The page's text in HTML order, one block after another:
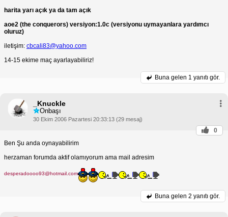
harita yarı açık ya da tam açık
aoe2 (the conquerors) versiyon:1.0c (versiyonu uymayanlara yardımcı
oluruz)
iletişim: cbcali83@yahoo.com
14-15 ekime maç ayarlayabiliriz!
Buna gelen 1 yanıtı gör.
_Knuckle
Onbaşı
30 Ekim 2006 Pazartesi 20:33:13 (29 mesaj)
0
Ben Şu anda oynayabilirim
herzaman forumda aktif olamıyorum ama mail adresim
desperadoooo93@hotmail.com
Buna gelen 2 yanıtı gör.